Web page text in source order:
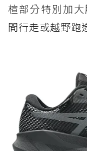
楦部分特別加
間行走或越野跑